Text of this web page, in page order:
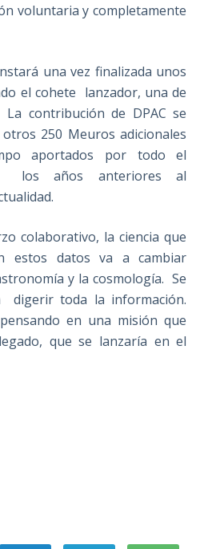
voluntaria y completamente
una vez finalizada unos
el cohete lanzador, una de
contribución de DPAC se
250 Meuros adicionales
aportados por todo el
los años anteriores al
colaborativo, la ciencia que
estos datos va a cambiar
y la cosmología. Se
digerir toda la información.
en una misión que
que se lanzaría en el